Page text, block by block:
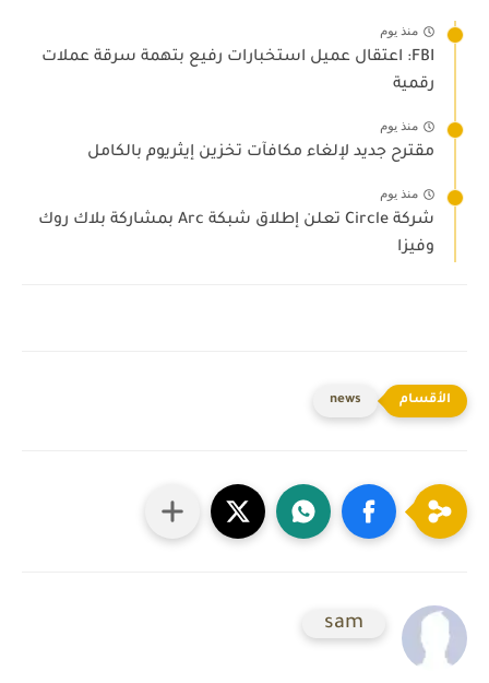
منذ يوم
FBI: اعتقال عميل استخبارات رفيع بتهمة سرقة عملات
رقمية
منذ يوم
مقترح جديد لإلغاء مكافآت تخزين إيثريوم بالكامل
منذ يوم
شركة Circle تعلن إطلاق شبكة Arc بمشاركة بلاك روك
وفيزا
news
sam